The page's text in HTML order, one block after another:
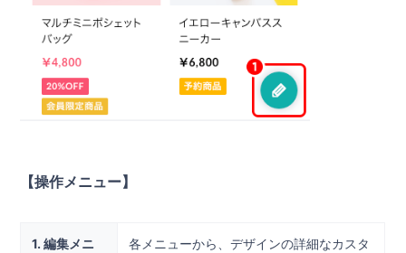
【操作メニュー】
1. 編集メニ
各メニューから、デザインの詳細なカスタ